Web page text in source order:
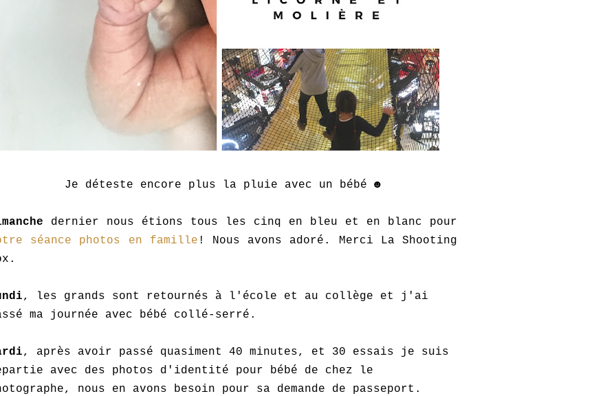
Je déteste encore plus la pluie avec un bébé ☻
dernier nous étions tous les cinq en bleu et en blanc pour
séance photos en famille ! Nous avons adoré. Merci La Shooting
, les grands sont retournés à l'école et au collège et j'ai
ma journée avec bébé collé-serré.
, après avoir passé quasiment 40 minutes, et 30 essais je suis
avec des photos d'identité pour bébé de chez le
nous en avons besoin pour sa demande de passeport.